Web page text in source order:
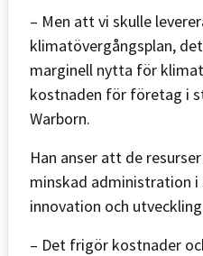
– Men att vi skulle
klimatövergångsplan,
marginell nytta för
kostnaden för företag i
Warborn.
Han anser att de
minskad administration
innovation och
– Det frigör kostnader